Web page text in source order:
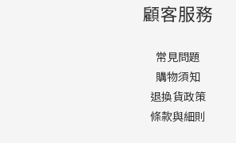
顧客服務
常見問題
購物須知
退換貨政策
條款與細則